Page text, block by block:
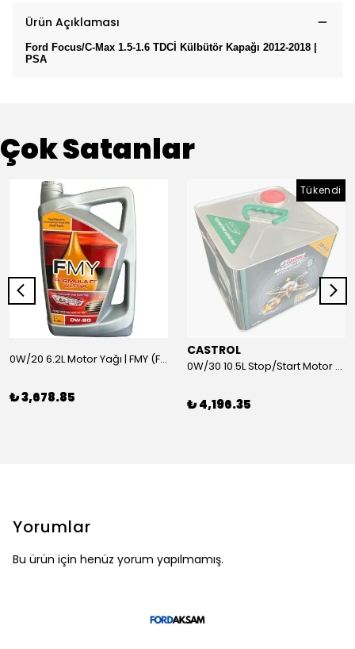
Ürün Açıklaması
Ford Focus/C-Max 1.5-1.6 TDCİ Külbütör Kapağı 2012-2018 |
PSA
Çok Satanlar
0W/20 6.2L Motor Yağı | FMY (Ford Motor Yağları)
₺ 3,678.85
Tükendi
CASTROL
0W/30 10.5L Stop/Start Motor Yağı | CASTROL
₺ 4,196.35
Yorumlar
Bu ürün için henüz yorum yapılmamış.